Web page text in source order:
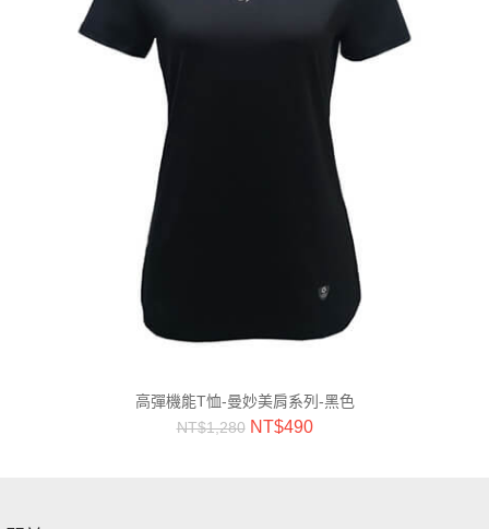
高彈機能T恤-曼妙美肩系列-黑色
NT$1,280 NT$490